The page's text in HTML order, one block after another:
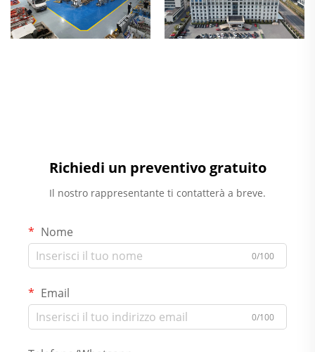
Richiedi un preventivo gratuito
Il nostro rappresentante ti contatterà a breve.
Nome
0/100
Email
0/100